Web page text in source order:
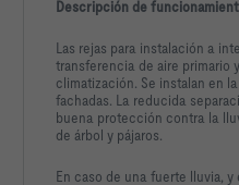
Descripción de
Las rejas para instalación a
transferencia de aire primario
climatización. Se instalan en
fachadas. La reducida
buena protección contra la
de árbol y pájaros.
En caso de una fuerte lluvia,